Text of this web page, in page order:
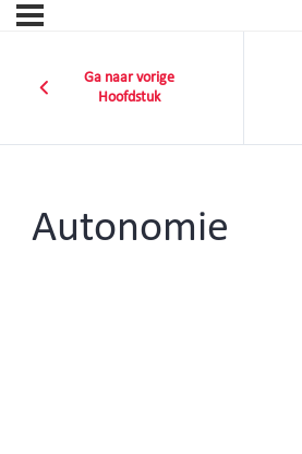
Ga naar vorige
Hoofdstuk
Autonomie